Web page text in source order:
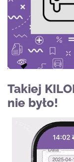
Takiej
nie było!